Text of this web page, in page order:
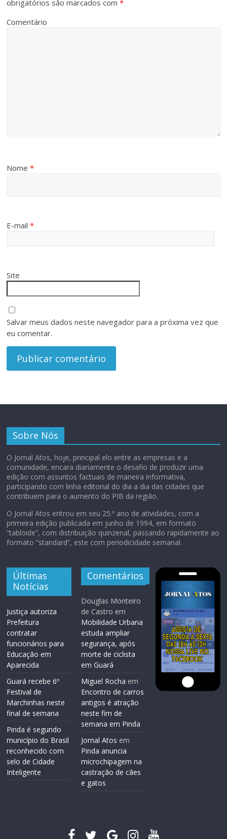
obrigatórios são marcados com*
Comentário
Nome*
E-mail*
Site
Salvar meus dados neste navegador para a próxima vez que
eu comentar.
Sobre Nós
O Jornal Atos, hoje, principal elo entre as empresas e a
comunidade, encara diariamente o desafio de produzir uma
edição com assuntos factuais de maneira informativa,
participando com linha editorial do dia a dia das cidades que
contribuem para o aumento do PIB da região.
O Jornal Atos entrou em seu 25.º ano de atividades, com a
primeira edição publicada em junho de 1994, em formato
“tabloide”, com distribuição quinzenal, passando rapidamente ao
formato “standard”, este com periodicidade semanal.
Últimas
Notícias
Justiça autoriza
Prefeitura
contratar
funcionários para
Educação em
Aparecida
Guará recebe 6º
Festival de
Marchinhas neste
final de semana
Pinda é segundo
município do Brasil
reconhecido com
selo de Cidade
Inteligente
Comentários
Douglas Monteiro
de Castro em
Mobilidade Urbana
estuda ampliar
segurança, após
morte de ciclista
em Guará
Miguel Rocha em
Encontro de carros
antigos é atração
neste fim de
semana em Pinda
Jornal Atos em
Pinda anuncia
microchipagem na
castração de cães
e gatos